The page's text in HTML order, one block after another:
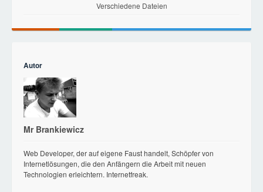
Verschiedene Dateien
Autor
Mr Brankiewicz
Web Developer, der auf eigene Faust handelt, Schöpfer von
Internetlösungen, die den Anfängern die Arbeit mit neuen
Technologien erleichtern. Internetfreak.